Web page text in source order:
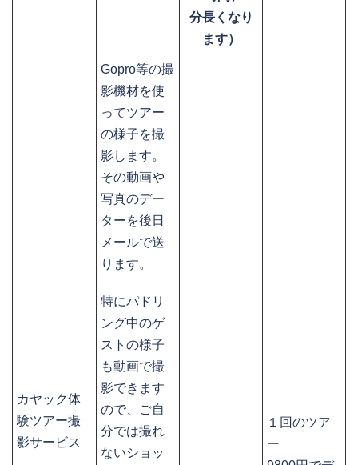
分長くなり
ます）
カヤック体
験ツアー撮
影サービス
Gopro等の撮
影機材を使
ってツアー
の様子を撮
影します。
その動画や
写真のデー
ターを後日
メールで送
ります。
特にパドリ
ング中のゲ
ストの様子
も動画で撮
影できます
ので、ご自
分では撮れ
ないショッ
１回のツア
ー